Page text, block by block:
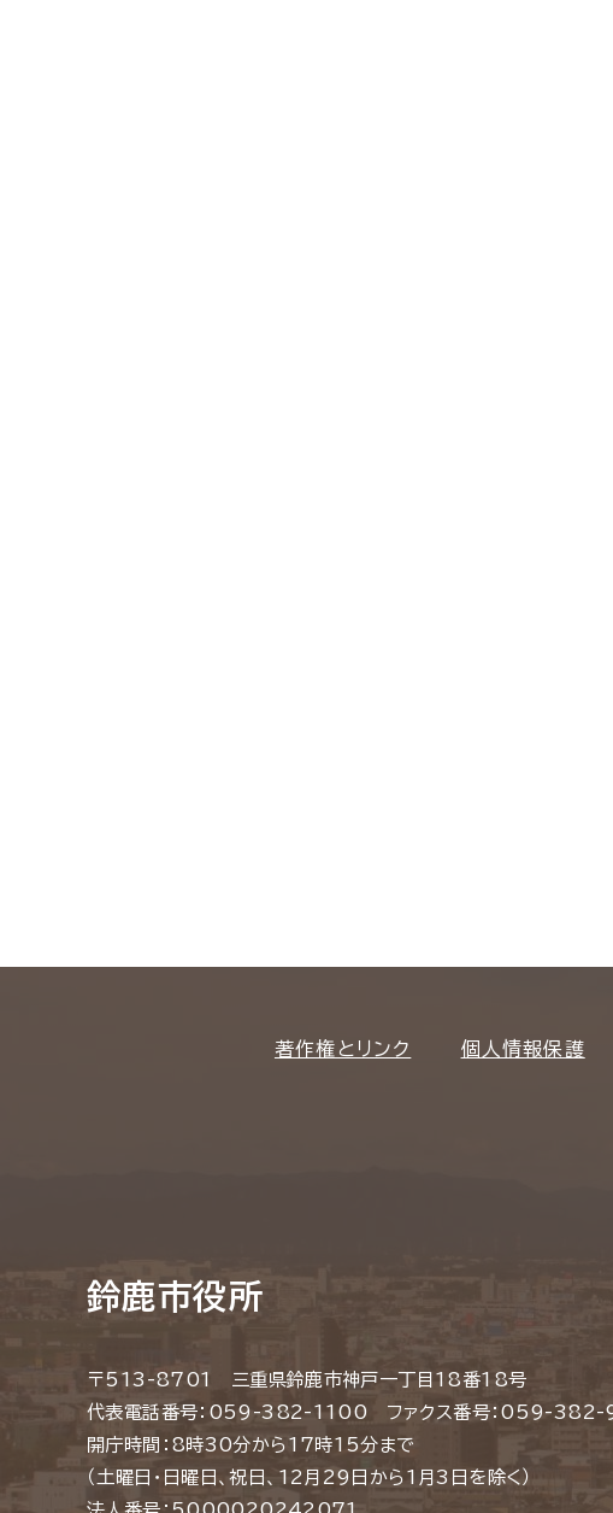
著作権とリンク 個人情報保護
鈴鹿市役所
〒513-8701 三重県鈴鹿市神戸一丁目18番18号
代表電話番号：059-382-1100 ファクス番号：059-
開庁時間：8時30分から17時15分まで
（土曜日・日曜日、祝日、12月29日から1月3日を除く）